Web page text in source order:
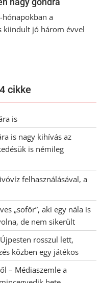
hónapokban a
kiindult jó három évvel
cikke
is
is nagy kihívás az
is némileg
felhasználásával, a
„sofőr”, aki egy nála is
de nem sikerült
rosszul lett,
közben egy játékos
– Médiaszemle a